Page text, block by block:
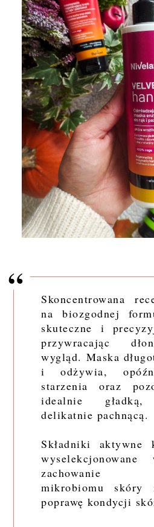
Skoncentrowana
na biozgodnej
skuteczne i
przywracając
wygląd. Maska
i odżywia,
starzenia oraz
idealnie
delikatnie pachnącą.
Składniki aktywne
zachowanie
mikrobiomu skóry i
poprawę kondycji